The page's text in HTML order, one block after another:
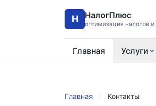
Н НалогПлюс
оптимизация налогов
Главная Услуги
Главная / Контакты